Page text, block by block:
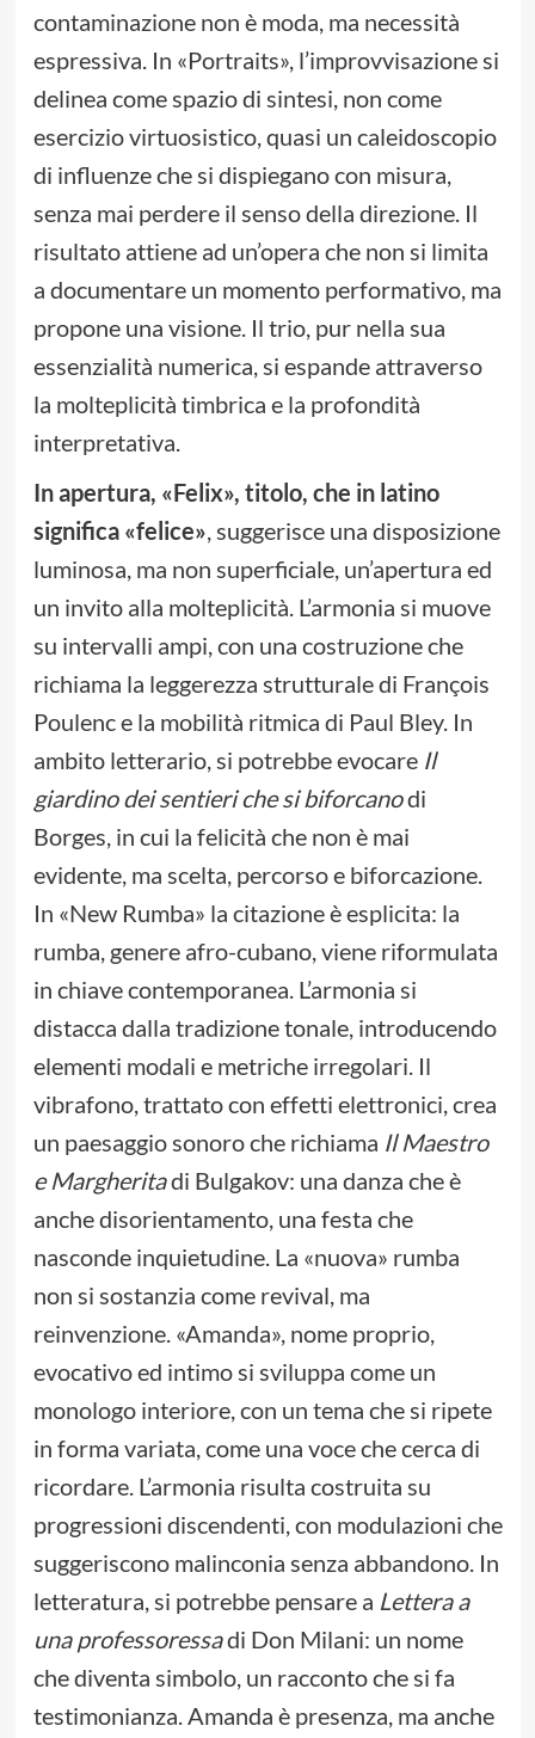
contaminazione non è moda, ma necessità
espressiva. In «Portraits», l’improvvisazione si
delinea come spazio di sintesi, non come
esercizio virtuosistico, quasi un caleidoscopio
di influenze che si dispiegano con misura,
senza mai perdere il senso della direzione. Il
risultato attiene ad un’opera che non si limita
a documentare un momento performativo, ma
propone una visione. Il trio, pur nella sua
essenzialità numerica, si espande attraverso
la molteplicità timbrica e la profondità
interpretativa.
In apertura, «Felix», titolo, che in latino
significa «felice», suggerisce una disposizione
luminosa, ma non superficiale, un’apertura ed
un invito alla molteplicità. L’armonia si muove
su intervalli ampi, con una costruzione che
richiama la leggerezza strutturale di François
Poulenc e la mobilità ritmica di Paul Bley. In
ambito letterario, si potrebbe evocareIl
giardino dei sentieri che si biforcanodi
Borges, in cui la felicità che non è mai
evidente, ma scelta, percorso e biforcazione.
In «New Rumba» la citazione è esplicita: la
rumba, genere afro-cubano, viene riformulata
in chiave contemporanea. L’armonia si
distacca dalla tradizione tonale, introducendo
elementi modali e metriche irregolari. Il
vibrafono, trattato con effetti elettronici, crea
un paesaggio sonoro che richiama Il Maestro
e Margheritadi Bulgakov: una danza che è
anche disorientamento, una festa che
nasconde inquietudine. La «nuova» rumba
non si sostanzia come revival, ma
reinvenzione. «Amanda», nome proprio,
evocativo ed intimo si sviluppa come un
monologo interiore, con un tema che si ripete
in forma variata, come una voce che cerca di
ricordare. L’armonia risulta costruita su
progressioni discendenti, con modulazioni che
suggeriscono malinconia senza abbandono. In
letteratura, si potrebbe pensare a Lettera a
una professoressadi Don Milani: un nome
che diventa simbolo, un racconto che si fa
testimonianza. Amanda è presenza, ma anche